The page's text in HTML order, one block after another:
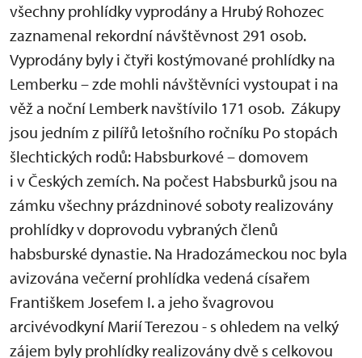
všechny prohlídky vyprodány a Hrubý Rohozec
zaznamenal rekordní návštěvnost 291 osob.
Vyprodány byly i čtyři kostýmované prohlídky na
Lemberku – zde mohli návštěvníci vystoupat i na
věž a noční Lemberk navštívilo 171 osob. Zákupy
jsou jedním z pilířů letošního ročníku Po stopách
šlechtických rodů: Habsburkové – domovem
i v Českých zemích. Na počest Habsburků jsou na
zámku všechny prázdninové soboty realizovány
prohlídky v doprovodu vybraných členů
habsburské dynastie. Na Hradozámeckou noc byla
avizována večerní prohlídka vedená císařem
Františkem Josefem I. a jeho švagrovou
arcivévodkyní Marií Terezou - s ohledem na velký
zájem byly prohlídky realizovány dvě s celkovou